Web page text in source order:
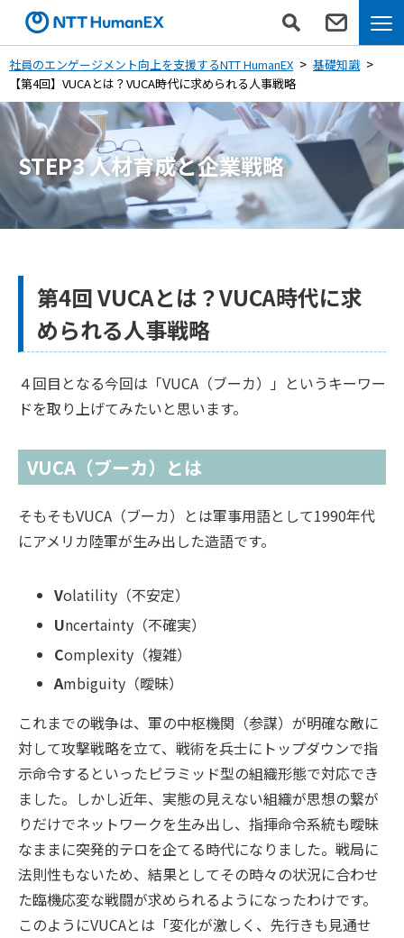
社員のエンゲージメント向上を支援するNTT HumanEX
基礎知識
【第4回】VUCAとは？VUCA時代に求められる人事戦略
STEP3 人材育成と企業戦略
第4回 VUCAとは？VUCA時代に求
められる人事戦略
４回目となる今回は「VUCA（ブーカ）」というキーワー
ドを取り上げてみたいと思います。
VUCA（ブーカ）とは
そもそもVUCA（ブーカ）とは軍事用語として1990年代
にアメリカ陸軍が生み出した造語です。
Volatility（不安定）
Uncertainty（不確実）
Complexity（複雑）
Ambiguity（曖昧）
これまでの戦争は、軍の中枢機関（参謀）が明確な敵に
対して攻撃戦略を立て、戦術を兵士にトップダウンで指
示命令するといったピラミッド型の組織形態で対応でき
ました。しかし近年、実態の見えない組織が思想の繋が
りだけでネットワークを生み出し、指揮命令系統も曖昧
なままに突発的テロを企てる時代になりました。戦局に
法則性もないため、結果としてその時々の状況に合わせ
た臨機応変な戦闘が求められるようになったわけです。
このようにVUCAとは「変化が激しく、先行きも見通せ